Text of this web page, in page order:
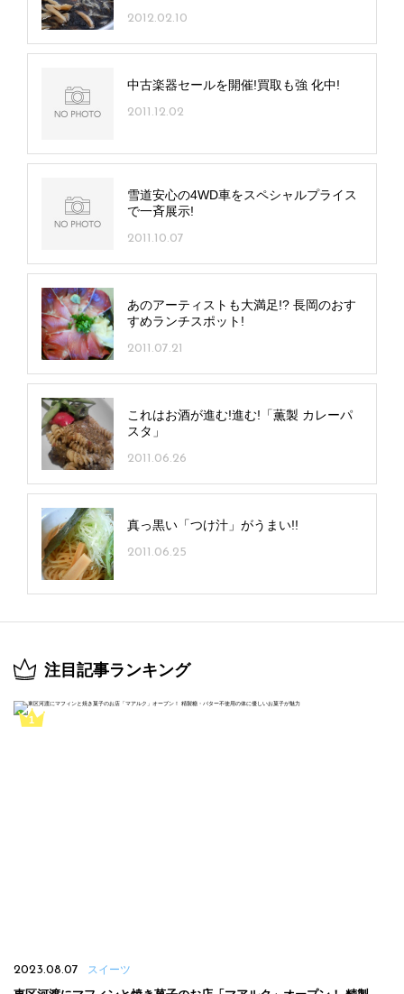
2012.02.10
中古楽器セールを開催!買取も強 化中!
2011.12.02
雪道安心の4WD車をスペシャルプライス
で一斉展示!
2011.10.07
あのアーティストも大満足!? 長岡のおす
すめランチスポット!
2011.07.21
これはお酒が進む!進む!「薫製 カレーパ
スタ」
2011.06.26
真っ黒い「つけ汁」がうまい!!
2011.06.25
注目記事ランキング
2023.08.07 スイーツ